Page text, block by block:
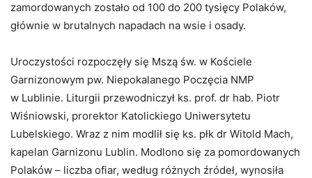
zamordowanych zostało od 100 do 200 tysięcy Polaków,
głównie w brutalnych napadach na wsie i osady.
Uroczystości rozpoczęły się Mszą św. w Kościele
Garnizonowym pw. Niepokalanego Poczęcia NMP
w Lublinie. Liturgii przewodniczył ks. prof. dr hab. Piotr
Wiśniowski, prorektor Katolickiego Uniwersytetu
Lubelskiego. Wraz z nim modlił się ks. płk dr Witold Mach,
kapelan Garnizonu Lublin. Modlono się za pomordowanych
Polaków – liczba ofiar, według różnych źródeł, wynosiła